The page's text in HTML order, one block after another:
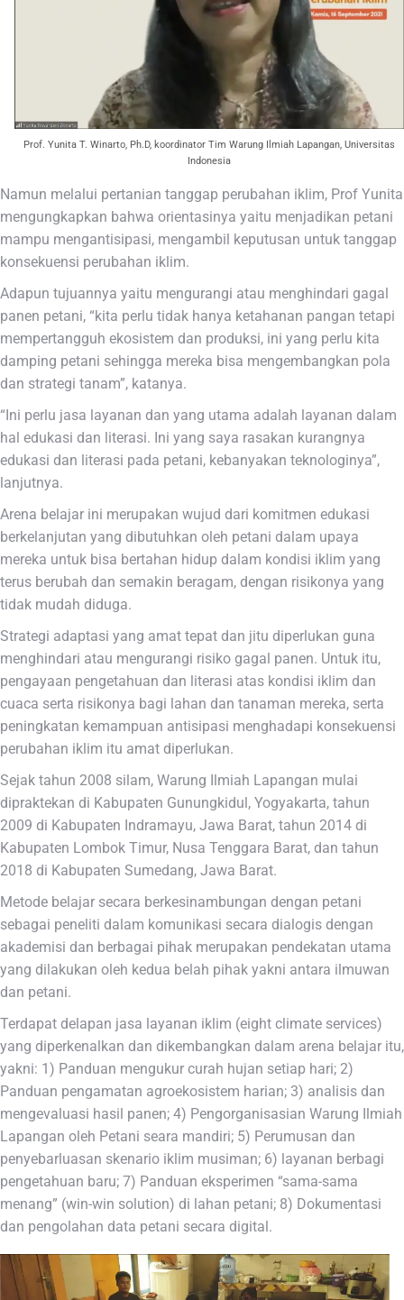
Prof. Yunita T. Winarto, Ph.D, koordinator Tim Warung Ilmiah Lapangan, Universitas
Indonesia
Namun melalui pertanian tanggap perubahan iklim, Prof Yunita
mengungkapkan bahwa orientasinya yaitu menjadikan petani
mampu mengantisipasi, mengambil keputusan untuk tanggap
konsekuensi perubahan iklim.
Adapun tujuannya yaitu mengurangi atau menghindari gagal
panen petani, “kita perlu tidak hanya ketahanan pangan tetapi
mempertangguh ekosistem dan produksi, ini yang perlu kita
damping petani sehingga mereka bisa mengembangkan pola
dan strategi tanam”, katanya.
“Ini perlu jasa layanan dan yang utama adalah layanan dalam
hal edukasi dan literasi. Ini yang saya rasakan kurangnya
edukasi dan literasi pada petani, kebanyakan teknologinya”,
lanjutnya.
Arena belajar ini merupakan wujud dari komitmen edukasi
berkelanjutan yang dibutuhkan oleh petani dalam upaya
mereka untuk bisa bertahan hidup dalam kondisi iklim yang
terus berubah dan semakin beragam, dengan risikonya yang
tidak mudah diduga.
Strategi adaptasi yang amat tepat dan jitu diperlukan guna
menghindari atau mengurangi risiko gagal panen. Untuk itu,
pengayaan pengetahuan dan literasi atas kondisi iklim dan
cuaca serta risikonya bagi lahan dan tanaman mereka, serta
peningkatan kemampuan antisipasi menghadapi konsekuensi
perubahan iklim itu amat diperlukan.
Sejak tahun 2008 silam, Warung Ilmiah Lapangan mulai
dipraktekan di Kabupaten Gunungkidul, Yogyakarta, tahun
2009 di Kabupaten Indramayu, Jawa Barat, tahun 2014 di
Kabupaten Lombok Timur, Nusa Tenggara Barat, dan tahun
2018 di Kabupaten Sumedang, Jawa Barat.
Metode belajar secara berkesinambungan dengan petani
sebagai peneliti dalam komunikasi secara dialogis dengan
akademisi dan berbagai pihak merupakan pendekatan utama
yang dilakukan oleh kedua belah pihak yakni antara ilmuwan
dan petani.
Terdapat delapan jasa layanan iklim (eight climate services)
yang diperkenalkan dan dikembangkan dalam arena belajar itu,
yakni: 1) Panduan mengukur curah hujan setiap hari; 2)
Panduan pengamatan agroekosistem harian; 3) analisis dan
mengevaluasi hasil panen; 4) Pengorganisasian Warung Ilmiah
Lapangan oleh Petani seara mandiri; 5) Perumusan dan
penyebarluasan skenario iklim musiman; 6) layanan berbagi
pengetahuan baru; 7) Panduan eksperimen “sama-sama
menang” (win-win solution) di lahan petani; 8) Dokumentasi
dan pengolahan data petani secara digital.